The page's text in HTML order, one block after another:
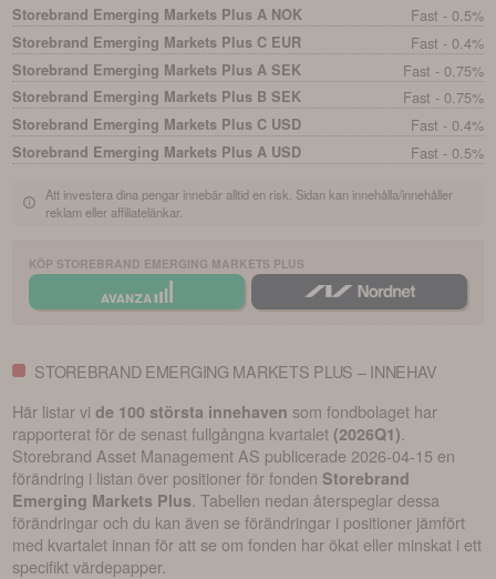
Storebrand Emerging Markets Plus A NOK Fast - 0.5%
Storebrand Emerging Markets Plus C EUR Fast - 0.4%
Storebrand Emerging Markets Plus A SEK Fast - 0.75%
Storebrand Emerging Markets Plus B SEK Fast - 0.75%
Storebrand Emerging Markets Plus C USD Fast - 0.4%
Storebrand Emerging Markets Plus A USD Fast - 0.5%
Att investera dina pengar innebär alltid en risk. Sidan kan innehålla/innehåller
reklam eller affiliatelänkar.
KÖP STOREBRAND EMERGING MARKETS PLUS
STOREBRAND EMERGING MARKETS PLUS – INNEHAV
Här listar vide 100 största innehaven som fondbolaget har
rapporterat för de senast fullgångna kvartalet (2026Q1)
Storebrand Asset Management AS publicerade 2026-04-15 en
förändring i listan över positioner för fonden Storebrand
Emerging Markets Plus . Tabellen nedan återspeglar dessa
förändringar och du kan även se förändringar i positioner jämfört
med kvartalet innan för att se om fonden har ökat eller minskat i ett
specifikt värdepapper.